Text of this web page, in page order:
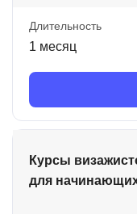
Длительность
1 месяц
Курсы
для